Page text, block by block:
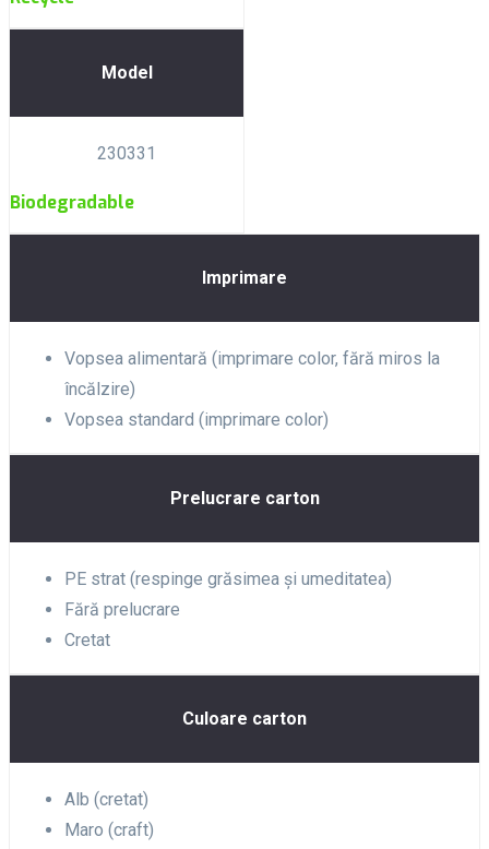
Model
230331
Biodegradable
Imprimare
Vopsea alimentară (imprimare color, fără miros la
încălzire)
Vopsea standard (imprimare color)
Prelucrare carton
PE strat (respinge grăsimea și umeditatea)
Fără prelucrare
Cretat
Culoare carton
Alb (cretat)
Maro (craft)